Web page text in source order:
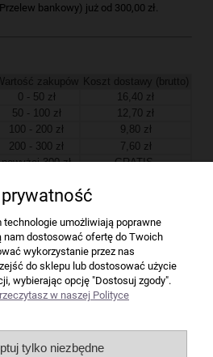
bankowy) już od 300,00 zł.
zakupów
Koszt dostawy (brutto)
0 - 50 zł
16,40 zł
50 - 100 zł
12,70 zł
100 - 200 zł
9,80 zł
200 - 300 zł
7,60 zł
powyżej 300 zł
GRATIS
Firma
wg producentów
wg producentów
umożliwiają poprawne
nam dostosować ofertę do Twoich
wykorzystanie przez nas
do sklepu lub dostosować użycie
wybierając opcję "Dostosuj zgody".
w naszej Polityce
tylko niezbędne